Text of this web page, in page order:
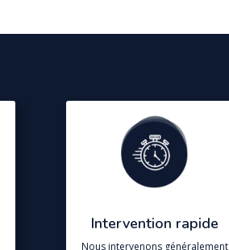
Intervention rapide
Nous intervenons généralement